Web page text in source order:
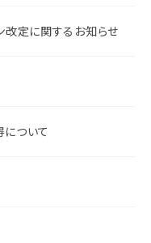
改定に関するお知らせ
ついて